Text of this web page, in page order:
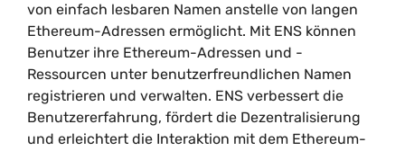
von einfach lesbaren Namen anstelle von langen
Ethereum-Adressen ermöglicht. Mit ENS können
Benutzer ihre Ethereum-Adressen und -
Ressourcen unter benutzerfreundlichen Namen
registrieren und verwalten. ENS verbessert die
Benutzererfahrung, fördert die Dezentralisierung
und erleichtert die Interaktion mit dem Ethereum-